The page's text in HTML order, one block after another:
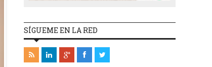
SÍGUEME EN LA RED